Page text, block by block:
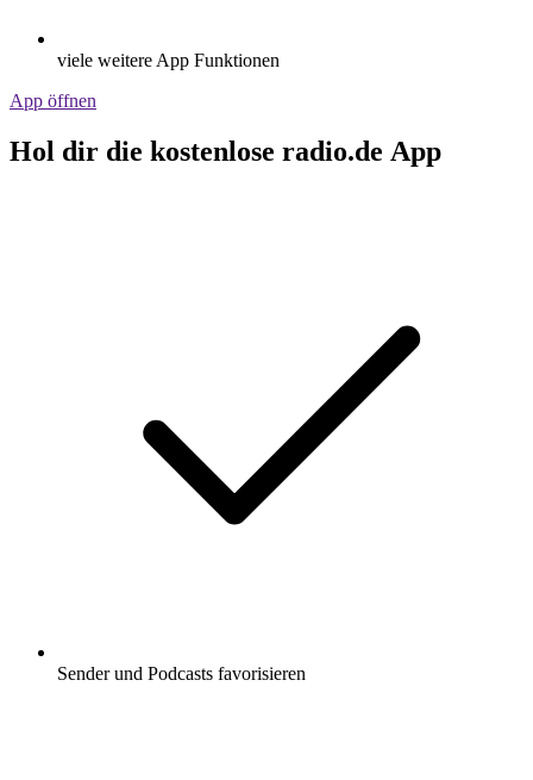
viele weitere App Funktionen
App öffnen
Hol dir die kostenlose radio.de App
Sender und Podcasts favorisieren